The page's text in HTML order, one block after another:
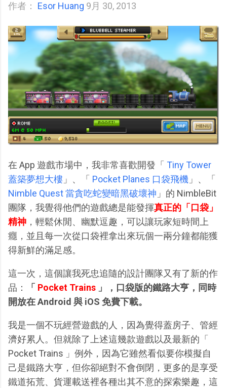
作者： Esor Huang 9月 30, 2013
在 App 遊戲市場中，我非常喜歡開發「 Tiny Tower
蓋築夢想大樓 」、「 Pocket Planes 口袋飛機 」、「
Nimble Quest 當貪吃蛇變暗黑破壞神 」的 NimbleBit
團隊，我覺得他們的遊戲總是能發揮真正的「口袋」
精神 ，輕鬆休閒、幽默逗趣，可以讓玩家短時間上
癮，並且每一次從口袋裡拿出來玩個一兩分鐘都能獲
得新鮮的滿足感。
這一次，這個讓我死忠追隨的設計團隊又有了新的作
品：
「 Pocket Trains 」，口袋版的鐵路大亨，同時
開放在 Android 與 iOS 免費下載。
我是一個不玩經營遊戲的人，因為覺得蓋房子、管經
濟好累人。但就除了上述這幾款遊戲以及最新的「
Pocket Trains 」例外，因為它雖然看似要你模擬自
己是鐵路大亨，但你卻絕對不會倒閉，更多的是享受
鐵道拓荒、貨運載送裡各種出其不意的探索樂趣，這